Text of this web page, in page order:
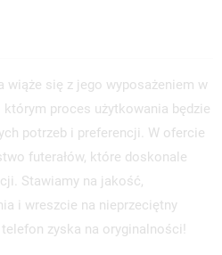
wiąże się z jego wyposażeniem w
proces użytkowania będzie
potrzeb i preferencji. W ofercie
futerałów, które doskonale
Stawiamy na jakość,
i wreszcie na nieprzeciętny
zyska na oryginalności!